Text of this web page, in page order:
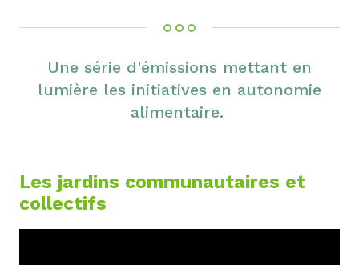
Une série d'émissions mettant en
lumière les initiatives en autonomie
alimentaire.
Les jardins communautaires et
collectifs